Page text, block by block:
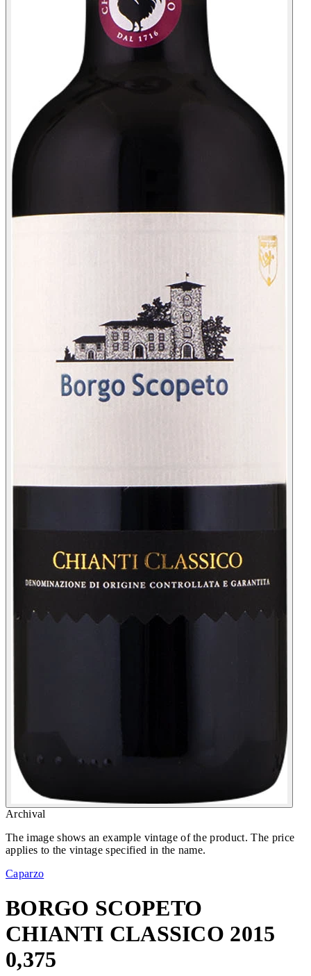
Archival
The image shows an example vintage of the product. The price
applies to the vintage specified in the name.
Caparzo
BORGO SCOPETO
CHIANTI CLASSICO 2015
0,375